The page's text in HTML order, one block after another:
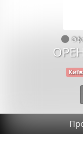
Київ